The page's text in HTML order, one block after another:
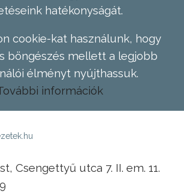
hatékonyságát.
cookie-kat használunk, hogy
böngészés mellett a legjobb
élményt nyújthassuk.
információk
Csengettyű utca 7. II. em. 11.